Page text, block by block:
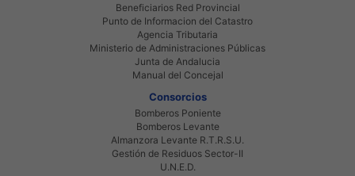
Beneficiarios Red Provincial
Punto de Informacion del Catastro
Agencia Tributaria
Ministerio de Administraciones Públicas
Junta de Andalucia
Manual del Concejal
Consorcios
Bomberos Poniente
Bomberos Levante
Almanzora Levante R.T.R.S.U.
Gestión de Residuos Sector-II
U.N.E.D.